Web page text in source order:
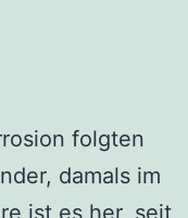
folgten
damals im